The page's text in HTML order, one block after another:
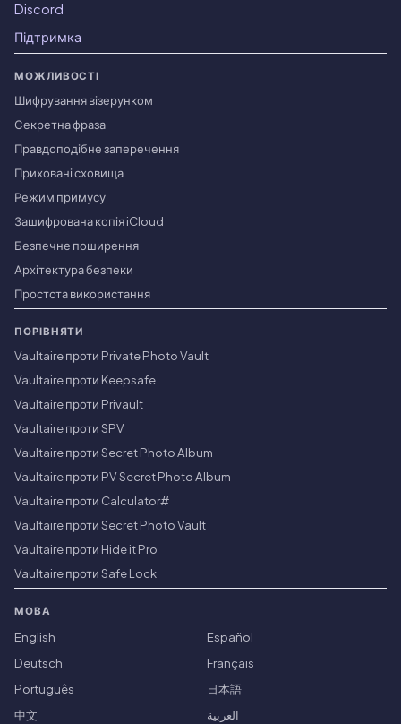
Discord
Підтримка
МОЖЛИВОСТІ
Шифрування візерунком
Секретна фраза
Правдоподібне заперечення
Приховані сховища
Режим примусу
Зашифрована копія iCloud
Безпечне поширення
Архітектура безпеки
Простота використання
ПОРІВНЯТИ
Vaultaire проти Private Photo Vault
Vaultaire проти Keepsafe
Vaultaire проти Privault
Vaultaire проти SPV
Vaultaire проти Secret Photo Album
Vaultaire проти PV Secret Photo Album
Vaultaire проти Calculator#
Vaultaire проти Secret Photo Vault
Vaultaire проти Hide it Pro
Vaultaire проти Safe Lock
МОВА
English
Español
Deutsch
Français
Português
日本語
中文
العربية